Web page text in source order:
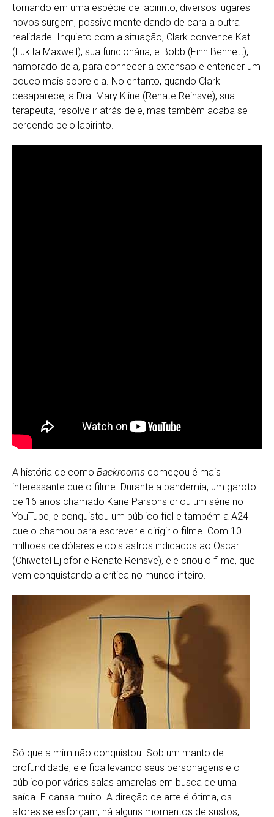
tornando em uma espécie de labirinto, diversos lugares
novos surgem, possivelmente dando de cara a outra
realidade. Inquieto com a situação, Clark convence Kat
(Lukita Maxwell), sua funcionária, e Bobb (Finn Bennett),
namorado dela, para conhecer a extensão e entender um
pouco mais sobre ela. No entanto, quando Clark
desaparece, a Dra. Mary Kline (Renate Reinsve), sua
terapeuta, resolve ir atrás dele, mas também acaba se
perdendo pelo labirinto.
A história de como Backrooms começou é mais
interessante que o filme. Durante a pandemia, um garoto
de 16 anos chamado Kane Parsons criou um série no
YouTube, e conquistou um público fiel e também a A24
que o chamou para escrever e dirigir o filme. Com 10
milhões de dólares e dois astros indicados ao Oscar
(Chiwetel Ejiofor e Renate Reinsve), ele criou o filme, que
vem conquistando a crítica no mundo inteiro.
Só que a mim não conquistou. Sob um manto de
profundidade, ele fica levando seus personagens e o
público por várias salas amarelas em busca de uma
saída. E cansa muito. A direção de arte é ótima, os
atores se esforçam, há alguns momentos de sustos,